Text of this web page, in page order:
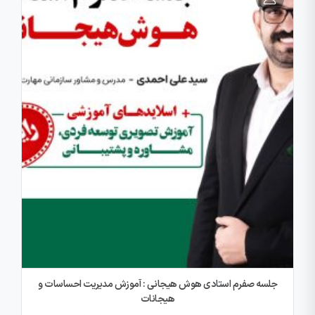
جلسه صفرم استادی هوش هیجانی : آموزش مدیریت احساسات و
هیجانات